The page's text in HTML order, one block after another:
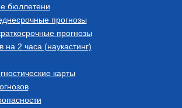
бюллетени
прогнозы
прогнозы
на 2 часа (наукастинг)
карты